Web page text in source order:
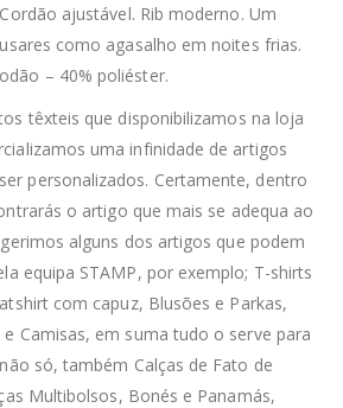
ajustável. Rib moderno. Um
como agasalho em noites frias.
– 40% poliéster.
têxteis que disponibilizamos na loja
uma infinidade de artigos
personalizados. Certamente, dentro
o artigo que mais se adequa ao
alguns dos artigos que podem
equipa STAMP, por exemplo; T-shirts
com capuz, Blusões e Parkas,
Camisas, em suma tudo o serve para
só, também Calças de Fato de
Multibolsos, Bonés e Panamás,